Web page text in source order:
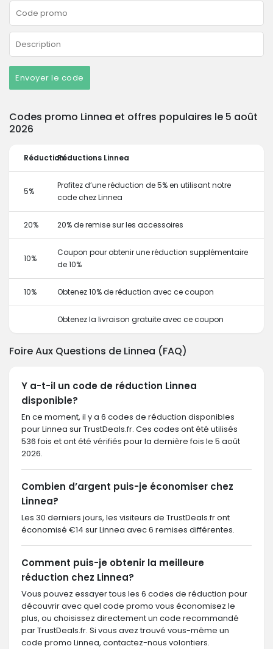
Envoyer le code
Codes promo Linnea et offres populaires le 5 août
2026
RéductionRéductions Linnea
5%
Profitez d’une réduction de 5% en utilisant notre
code chez Linnea
20% 20% de remise sur les accessoires
10%
Coupon pour obtenir une réduction supplémentaire
de 10%
10% Obtenez 10% de réduction avec ce coupon
Obtenez la livraison gratuite avec ce coupon
Foire Aux Questions de Linnea (FAQ)
Y a-t-il un code de réduction Linnea
disponible?
En ce moment, il y a 6 codes de réduction disponibles
pour Linnea sur TrustDeals.fr. Ces codes ont été utilisés
536 fois et ont été vérifiés pour la dernière fois le 5 août
2026.
Combien d’argent puis-je économiser chez
Linnea?
Les 30 derniers jours, les visiteurs de TrustDeals.fr ont
économisé €14 sur Linnea avec 6 remises différentes.
Comment puis-je obtenir la meilleure
réduction chez Linnea?
Vous pouvez essayer tous les 6 codes de réduction pour
découvrir avec quel code promo vous économisez le
plus, ou choisissez directement un code recommandé
par TrustDeals.fr. Si vous avez trouvé vous-même un
code promo Linnea, contactez-nous volontiers.